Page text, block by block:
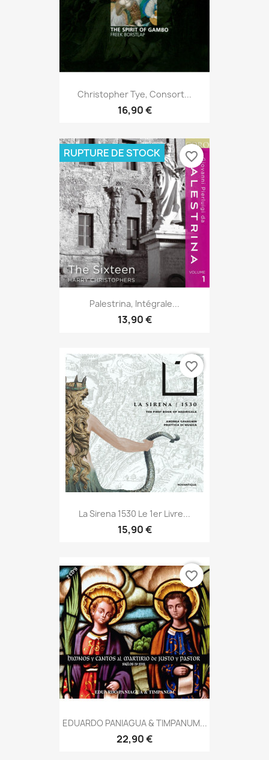
Christopher Tye, Consort...
16,90 €
Palestrina, Intégrale...
13,90 €
RUPTURE DE STOCK favorite_border
La Sirena 1530 Le 1er Livre...
15,90 €
favorite_border
EDUARDO PANIAGUA & TIMPANUM...
22,90 €
favorite_border